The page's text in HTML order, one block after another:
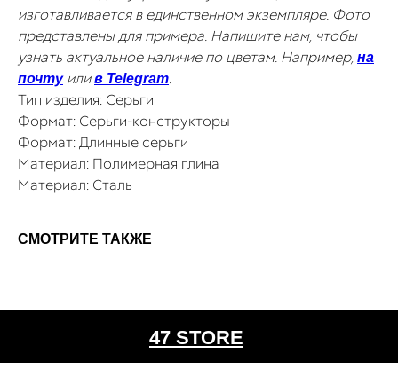
изготавливается в единственном экземпляре. Фото
представлены для примера. Напишите нам, чтобы
узнать актуальное наличие по цветам. Например, на
почтуилив Telegram.
Тип изделия: Серьги
Формат: Серьги-конструкторы
Формат: Длинные серьги
Материал: Полимерная глина
Материал: Сталь
СМОТРИТЕ ТАКЖЕ
47 STORE